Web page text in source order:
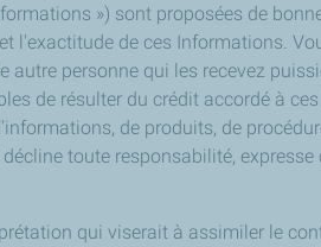
») sont proposées de
l'exactitude de ces Informations.
personne qui les recevez
de résulter du crédit accordé à
de produits, de
toute responsabilité,
qui viserait à assimiler le